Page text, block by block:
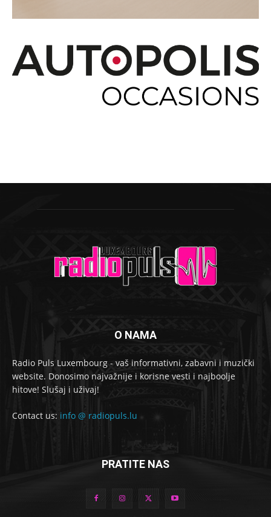
O NAMA
Radio Puls Luxembourg - vaš informativni, zabavni i muzički
website. Donosimo najvažnije i korisne vesti i najboolje
hitove! Slušaj i uživaj!
Contact us: info @ radiopuls.lu
PRATITE NAS